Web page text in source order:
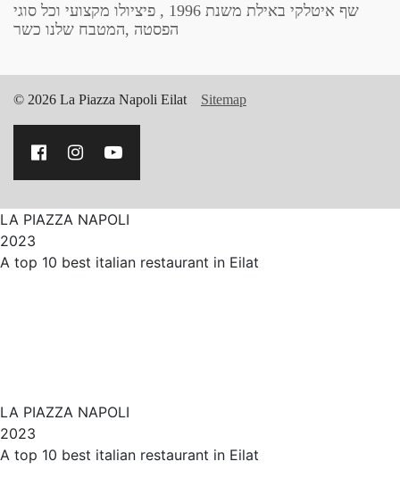
שף איטלקי באילת משנת 1996 , פיציולו מקצועי וכל סוגי
הפסטה ,המטבח שלנו כשר
© 2026 La Piazza Napoli Eilat Sitemap
LA PIAZZA NAPOLI
2023
A top 10 best italian restaurant in Eilat
LA PIAZZA NAPOLI
2023
A top 10 best italian restaurant in Eilat